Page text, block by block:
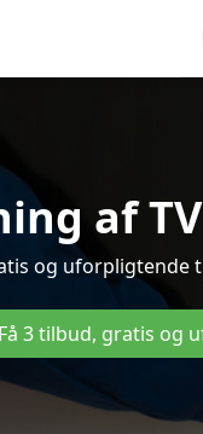
af
og
Få 3 tilbud, gratis og